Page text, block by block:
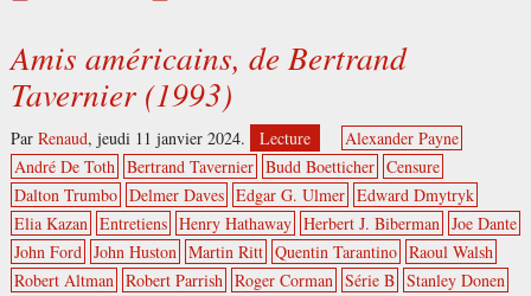
Amis américains, de Bertrand
Tavernier (1993)
Par Renaud, jeudi 11 janvier 2024. Lecture
Alexander Payne
André De Toth Bertrand Tavernier Budd Boetticher Censure
Dalton Trumbo Delmer Daves Edgar G. Ulmer Edward Dmytryk
Elia Kazan Entretiens Henry Hathaway Herbert J. Biberman Joe Dante
John Ford John Huston Martin Ritt Quentin Tarantino Raoul Walsh
Robert Altman Robert Parrish Roger Corman Série B Stanley Donen